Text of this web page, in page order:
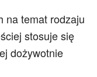
na temat rodzaju
stosuje się
dożywotnie